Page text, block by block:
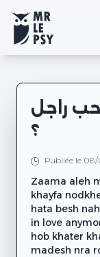
راجل
؟
Publiée le
Zaama aleh
khayfa
hata besh
in love
hob khater
madesh nra